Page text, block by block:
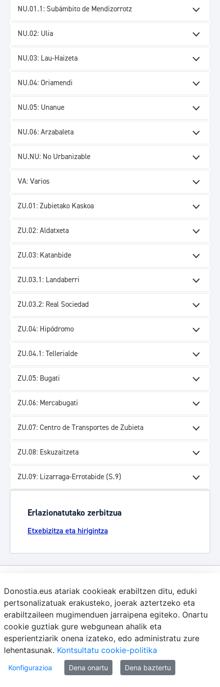
NU.01.1: Subámbito de Mendizorrotz
NU.02: Ulia
NU.03: Lau-Haizeta
NU.04: Oriamendi
NU.05: Unanue
NU.06: Arzabaleta
NU.NU: No Urbanizable
VA: Varios
ZU.01: Zubietako Kaskoa
ZU.02: Aldatxeta
ZU.03: Katanbide
ZU.03.1: Landaberri
ZU.03.2: Real Sociedad
ZU.04: Hipódromo
ZU.04.1: Tellerialde
ZU.05: Bugati
ZU.06: Mercabugati
ZU.07: Centro de Transportes de Zubieta
ZU.08: Eskuzaitzeta
ZU.09: Lizarraga-Errotabide (S.9)
Erlazionatutako zerbitzua
Etxebizitza eta hirigintza
Komunika zaitez Donostiako Udalarekin
010(doan Donostiatik)
(+34) 943 481 000
Herritarren postontzia
Esteka erabilgarriak
Donostia.eus atariak cookieak erabiltzen ditu, eduki
pertsonalizatuak erakusteko, joerak aztertzeko eta
erabiltzaileen mugimenduen jarraipena egiteko. Onartu
cookie guztiak gure webgunean ahalik eta
esperientziarik onena izateko, edo administratu zure
lehentasunak. Kontsultatu cookie-politika
Konfigurazioa Dena onartu Dena baztertu